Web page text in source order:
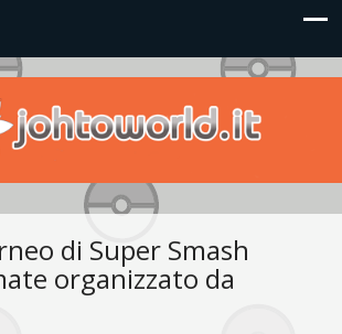
dall'universo Pokémon e Nintendo
di Super Smash
organizzato da